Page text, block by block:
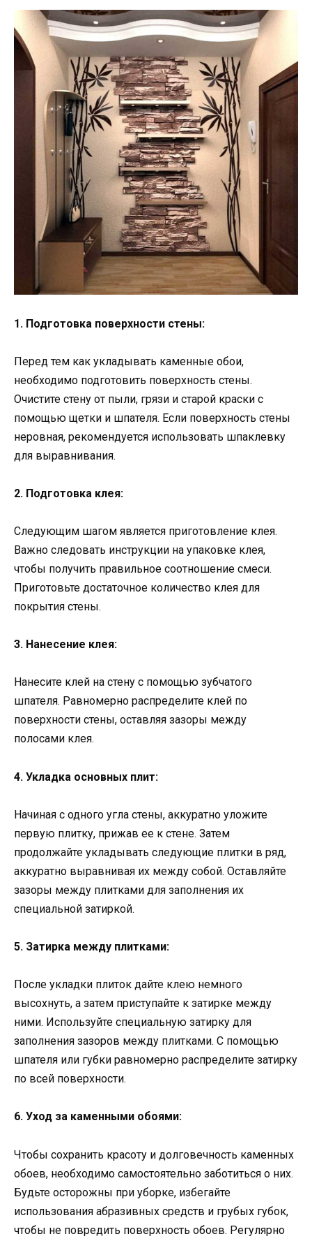
1. Подготовка поверхности стены:
Перед тем как укладывать каменные обои,
необходимо подготовить поверхность стены.
Очистите стену от пыли, грязи и старой краски с
помощью щетки и шпателя. Если поверхность стены
неровная, рекомендуется использовать шпаклевку
для выравнивания.
2. Подготовка клея:
Следующим шагом является приготовление клея.
Важно следовать инструкции на упаковке клея,
чтобы получить правильное соотношение смеси.
Приготовьте достаточное количество клея для
покрытия стены.
3. Нанесение клея:
Нанесите клей на стену с помощью зубчатого
шпателя. Равномерно распределите клей по
поверхности стены, оставляя зазоры между
полосами клея.
4. Укладка основных плит:
Начиная с одного угла стены, аккуратно уложите
первую плитку, прижав ее к стене. Затем
продолжайте укладывать следующие плитки в ряд,
аккуратно выравнивая их между собой. Оставляйте
зазоры между плитками для заполнения их
специальной затиркой.
5. Затирка между плитками:
После укладки плиток дайте клею немного
высохнуть, а затем приступайте к затирке между
ними. Используйте специальную затирку для
заполнения зазоров между плитками. С помощью
шпателя или губки равномерно распределите затирку
по всей поверхности.
6. Уход за каменными обоями:
Чтобы сохранить красоту и долговечность каменных
обоев, необходимо самостоятельно заботиться о них.
Будьте осторожны при уборке, избегайте
использования абразивных средств и грубых губок,
чтобы не повредить поверхность обоев. Регулярно